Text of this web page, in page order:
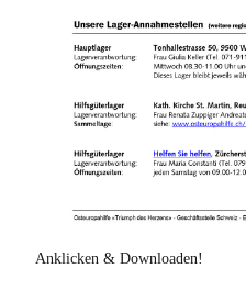
Anklicken & Downloaden!